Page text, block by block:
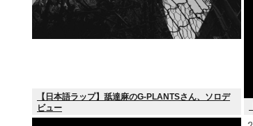
【日本語ラップ】舐達麻のG-PLANTSさん、ソロデ
ビュー